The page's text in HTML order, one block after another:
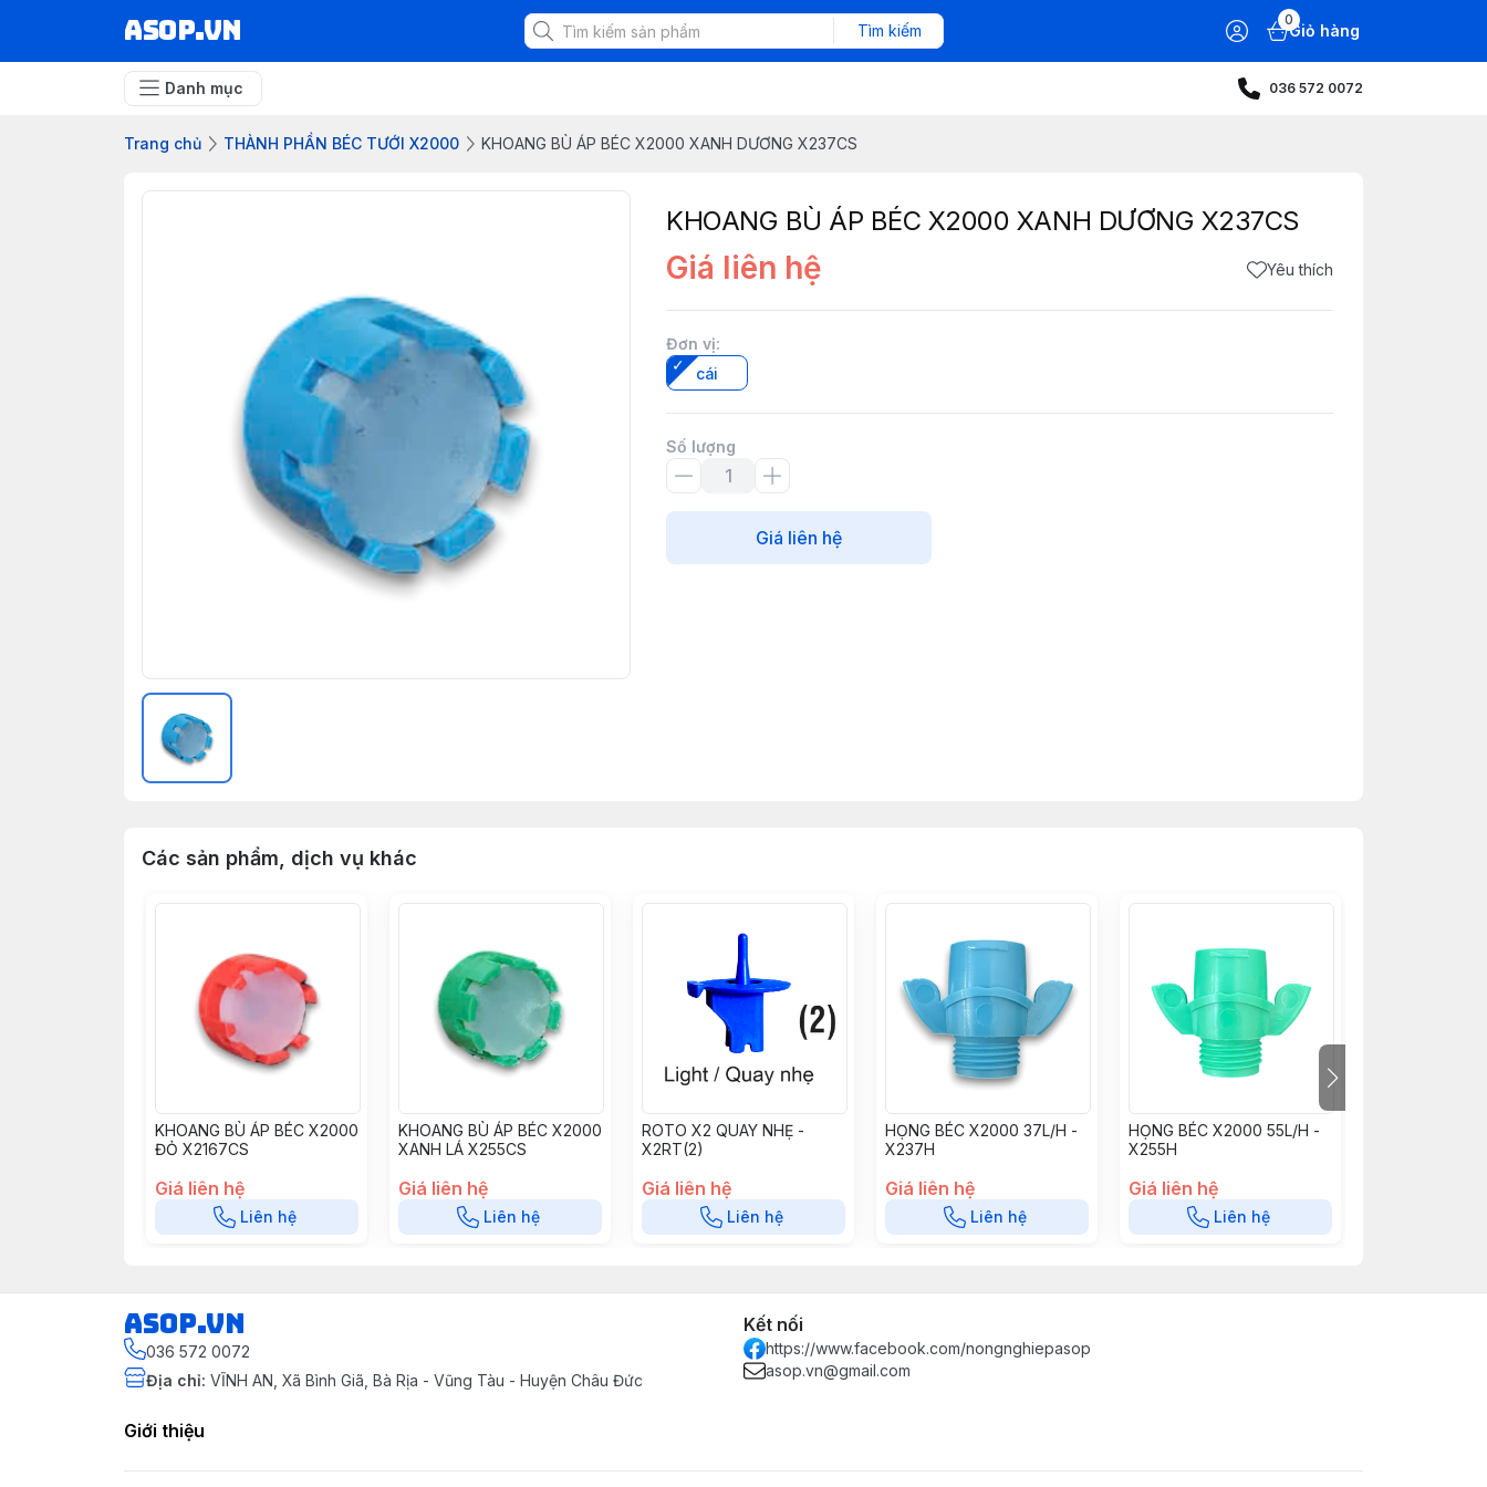
asop.vn Tìm kiếm
0
Giỏ hàng
Danh mục 036 572 0072
Trang chủ THÀNH PHẦN BÉC TƯỚI X2000 KHOANG BÙ ÁP BÉC X2000 XANH DƯƠNG X237CS
KHOANG BÙ ÁP BÉC X2000 XANH DƯƠNG X237CS
Giá liên hệ Yêu thích
Đơn vị:
cái
Số lượng
Giá liên hệ
Các sản phẩm, dịch vụ khác
KHOANG BÙ ÁP BÉC X2000
ĐỎ X2167CS
Giá liên hệ
Liên hệ
KHOANG BÙ ÁP BÉC X2000
XANH LÁ X255CS
Giá liên hệ
Liên hệ
ROTO X2 QUAY NHẸ -
X2RT(2)
Giá liên hệ
Liên hệ
HỌNG BÉC X2000 37L/H -
X237H
Giá liên hệ
Liên hệ
HỌNG BÉC X2000 55L/H -
X255H
Giá liên hệ
Liên hệ
asop.vn
036 572 0072
Địa chỉ: VĨNH AN, Xã Bình Giã, Bà Rịa - Vũng Tàu - Huyện Châu Đức
Kết nối
https://www.facebook.com/nongnghiepasop
asop.vn@gmail.com
Giới thiệu